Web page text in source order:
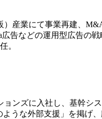
産業にて事業再建、
告などの運用型広告
。
ンズに入社し、基幹
うな外部支援」を掲